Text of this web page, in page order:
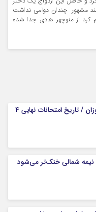
مشهور چندان دوامی نداشت
کرد از منوچهر هادی جدا شده
خبر مهم برای دانش‌آموزان / تاریخ امتحانات نهایی ۴
نیمه شمالی خنک‌تر می‌شود